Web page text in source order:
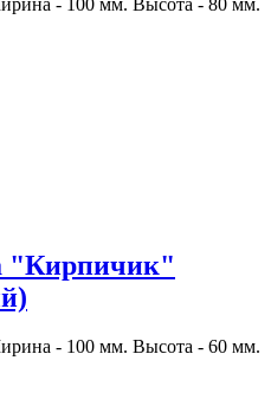
- 100 мм. Высота - 80 мм.
"Кирпичик"
- 100 мм. Высота - 60 мм.